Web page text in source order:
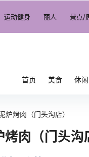
运动健身 丽人 景点/
首页 美食 休闲
炉烤肉（门头沟店）
烤肉（门头沟